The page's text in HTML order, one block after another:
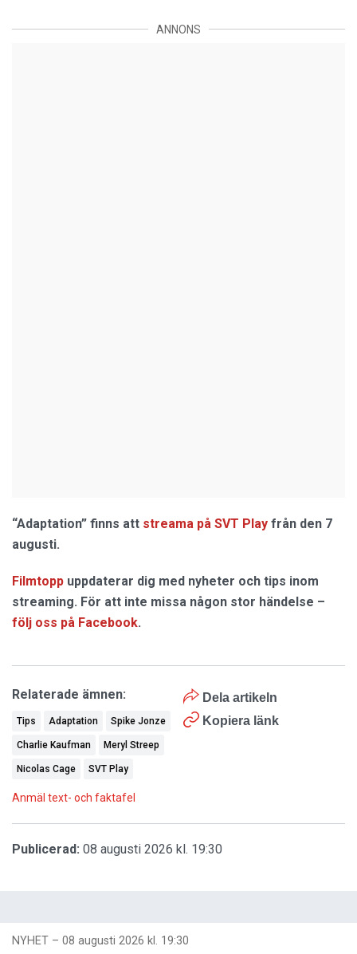
ANNONS
“Adaptation” finns att streama på SVT Play från den 7
augusti.
Filmtopp uppdaterar dig med nyheter och tips inom
streaming. För att inte missa någon stor händelse –
följ oss på Facebook.
Dela artikeln
Kopiera länk
Relaterade ämnen:
Tips Adaptation Spike Jonze
Charlie Kaufman Meryl Streep
Nicolas Cage SVT Play
Anmäl text- och faktafel
Publicerad: 08 augusti 2026 kl. 19:30
NYHET – 08 augusti 2026 kl. 19:30